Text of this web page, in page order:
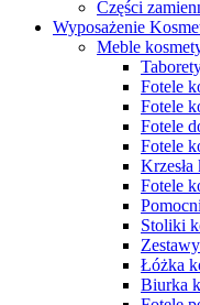
Części
Wyposażenie
Meble
Fotele
Fotele
Fotele
Fotele
Krzesła
Fotele
Stoliki
Łóżka
Biurka